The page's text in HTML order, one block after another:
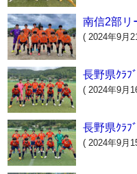
南信2部リ
( 2024年9月
長野県ｸﾗﾌ
( 2024年9月
長野県ｸﾗﾌ
( 2024年9月